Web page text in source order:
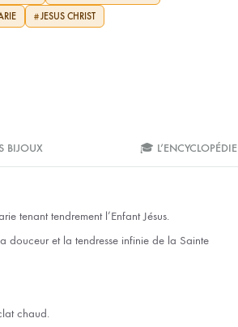
#JESUS CHRIST
BIJOUX 🎓 L’ENCYCLOPÉDIE
tenant tendrement l’Enfant Jésus.
douceur et la tendresse infinie de la Sainte
chaud.